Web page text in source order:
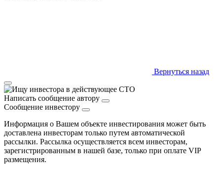
Вернуться назад
Написать сообщение автору
Сообщение инвестору
Информация о Вашем объекте инвестирования может быть
доставлена инвесторам только путем автоматической
рассылки. Рассылка осуществляется всем инвесторам,
зарегистрированным в нашей базе, только при оплате VIP
размещения.